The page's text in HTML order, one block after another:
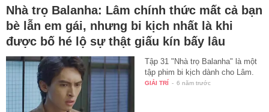
Nhà trọ Balanha: Lâm chính thức mất cả bạn
bè lẫn em gái, nhưng bi kịch nhất là khi
được bố hé lộ sự thật giấu kín bấy lâu
Tập 31 "Nhà trọ Balanha" là một
tập phim bi kịch dành cho Lâm.
GIẢI TRÍ - 6 năm trước